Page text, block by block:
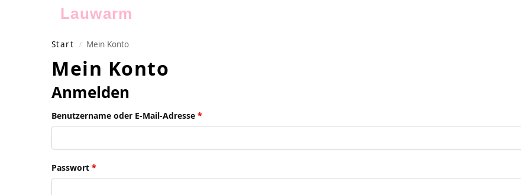
Lauwarm
Start / Mein Konto
Mein Konto
Anmelden
Benutzername oder E-Mail-Adresse *
Passwort *